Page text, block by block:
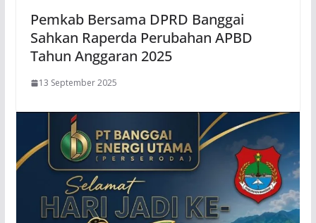
Pemkab Bersama DPRD Banggai
Sahkan Raperda Perubahan APBD
Tahun Anggaran 2025
13 September 2025